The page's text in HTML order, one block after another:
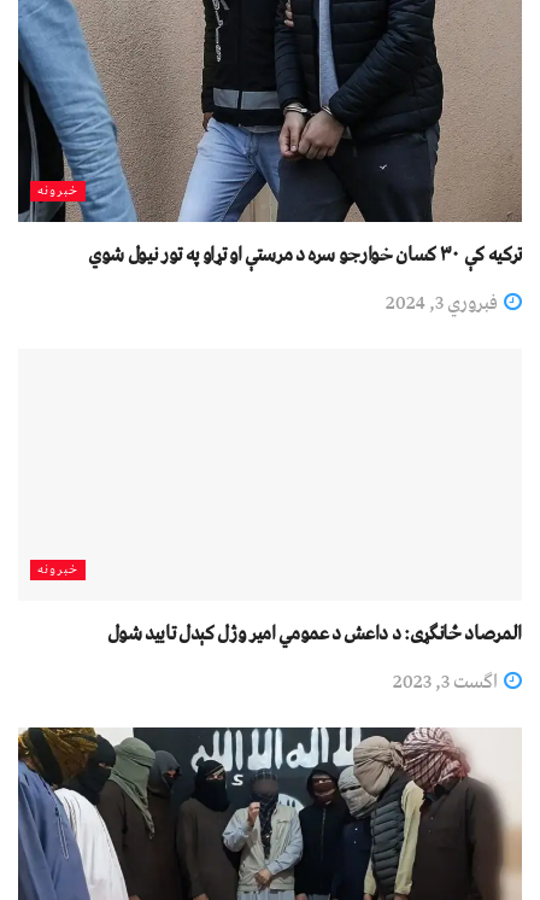
خبرونه
ترکیه کې ۳۰ کسان خوارجو سره د مرستې او تړاو په تور نیول شوي
فبروري 3, 2024
خبرونه
المرصاد ځانګړی: د داعش د عمومي امیر وژل کېدل تایید شول
اگست 3, 2023